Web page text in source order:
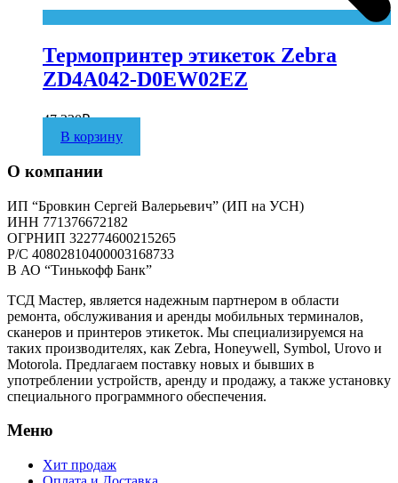
Термопринтер этикеток Zebra
ZD4A042-D0EW02EZ
47 230₽
В корзину
О компании
ИП “Бровкин Сергей Валерьевич” (ИП на УСН)
ИНН 771376672182
ОГРНИП 322774600215265
P/C 40802810400003168733
В АО “Тинькофф Банк”
ТСД Мастер, является надежным партнером в области
ремонта, обслуживания и аренды мобильных терминалов,
сканеров и принтеров этикеток. Мы специализируемся на
таких производителях, как Zebra, Honeywell, Symbol, Urovo и
Motorola. Предлагаем поставку новых и бывших в
употреблении устройств, аренду и продажу, а также установку
специального программного обеспечения.
Меню
Хит продаж